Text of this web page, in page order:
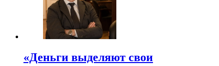
«Деньги выделяют свои